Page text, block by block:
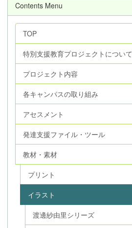
Contents Menu
TOP
特別支援教育プロジェクトについて
プロジェクト内容
各キャンパスの取り組み
アセスメント
発達支援ファイル・ツール
教材・素材
プリント
イラスト
渡邊紗由里シリーズ